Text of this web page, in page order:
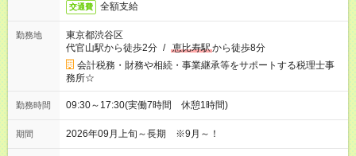
交通費 全額支給
勤務地
東京都渋谷区
代官山駅から徒歩2分 / 恵比寿駅から徒歩8分
会計税務・財務や相続・事業継承等をサポートする税理士事
務所☆
勤務時間 09:30～17:30(実働7時間 休憩1時間)
期間 2026年09月上旬～長期 ※9月～！